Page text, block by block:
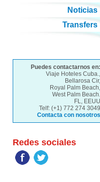
Noticias
Transfers
Puedes contactarnos en:
Viaje Hoteles Cuba.,
Bellarosa Cir,
Royal Palm Beach,
West Palm Beach.
FL, EEUU
Telf: (+1) 772 274 3049
Contacta con nosotros
Redes sociales